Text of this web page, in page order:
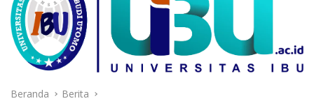
Beranda Berita